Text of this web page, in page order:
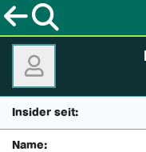
Insider seit:
Name: